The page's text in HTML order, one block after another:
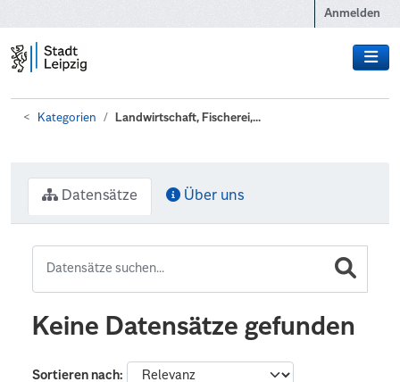
Anmelden
Kategorien Landwirtschaft, Fischerei,...
Datensätze Über uns
Keine Datensätze gefunden
Sortieren nach